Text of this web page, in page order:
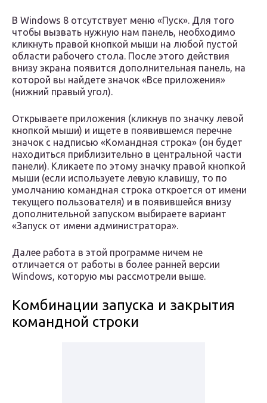
В Windows 8 отсутствует меню «Пуск». Для того
чтобы вызвать нужную нам панель, необходимо
кликнуть правой кнопкой мыши на любой пустой
области рабочего стола. После этого действия
внизу экрана появится дополнительная панель, на
которой вы найдете значок «Все приложения»
(нижний правый угол).
Открываете приложения (кликнув по значку левой
кнопкой мыши) и ищете в появившемся перечне
значок с надписью «Командная строка» (он будет
находиться приблизительно в центральной части
панели). Кликаете по этому значку правой кнопкой
мыши (если используете левую клавишу, то по
умолчанию командная строка откроется от имени
текущего пользователя) и в появившейся внизу
дополнительной запуском выбираете вариант
«Запуск от имени администратора».
Далее работа в этой программе ничем не
отличается от работы в более ранней версии
Windows, которую мы рассмотрели выше.
Комбинации запуска и закрытия
командной строки